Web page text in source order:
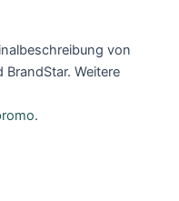
von
Weitere
.